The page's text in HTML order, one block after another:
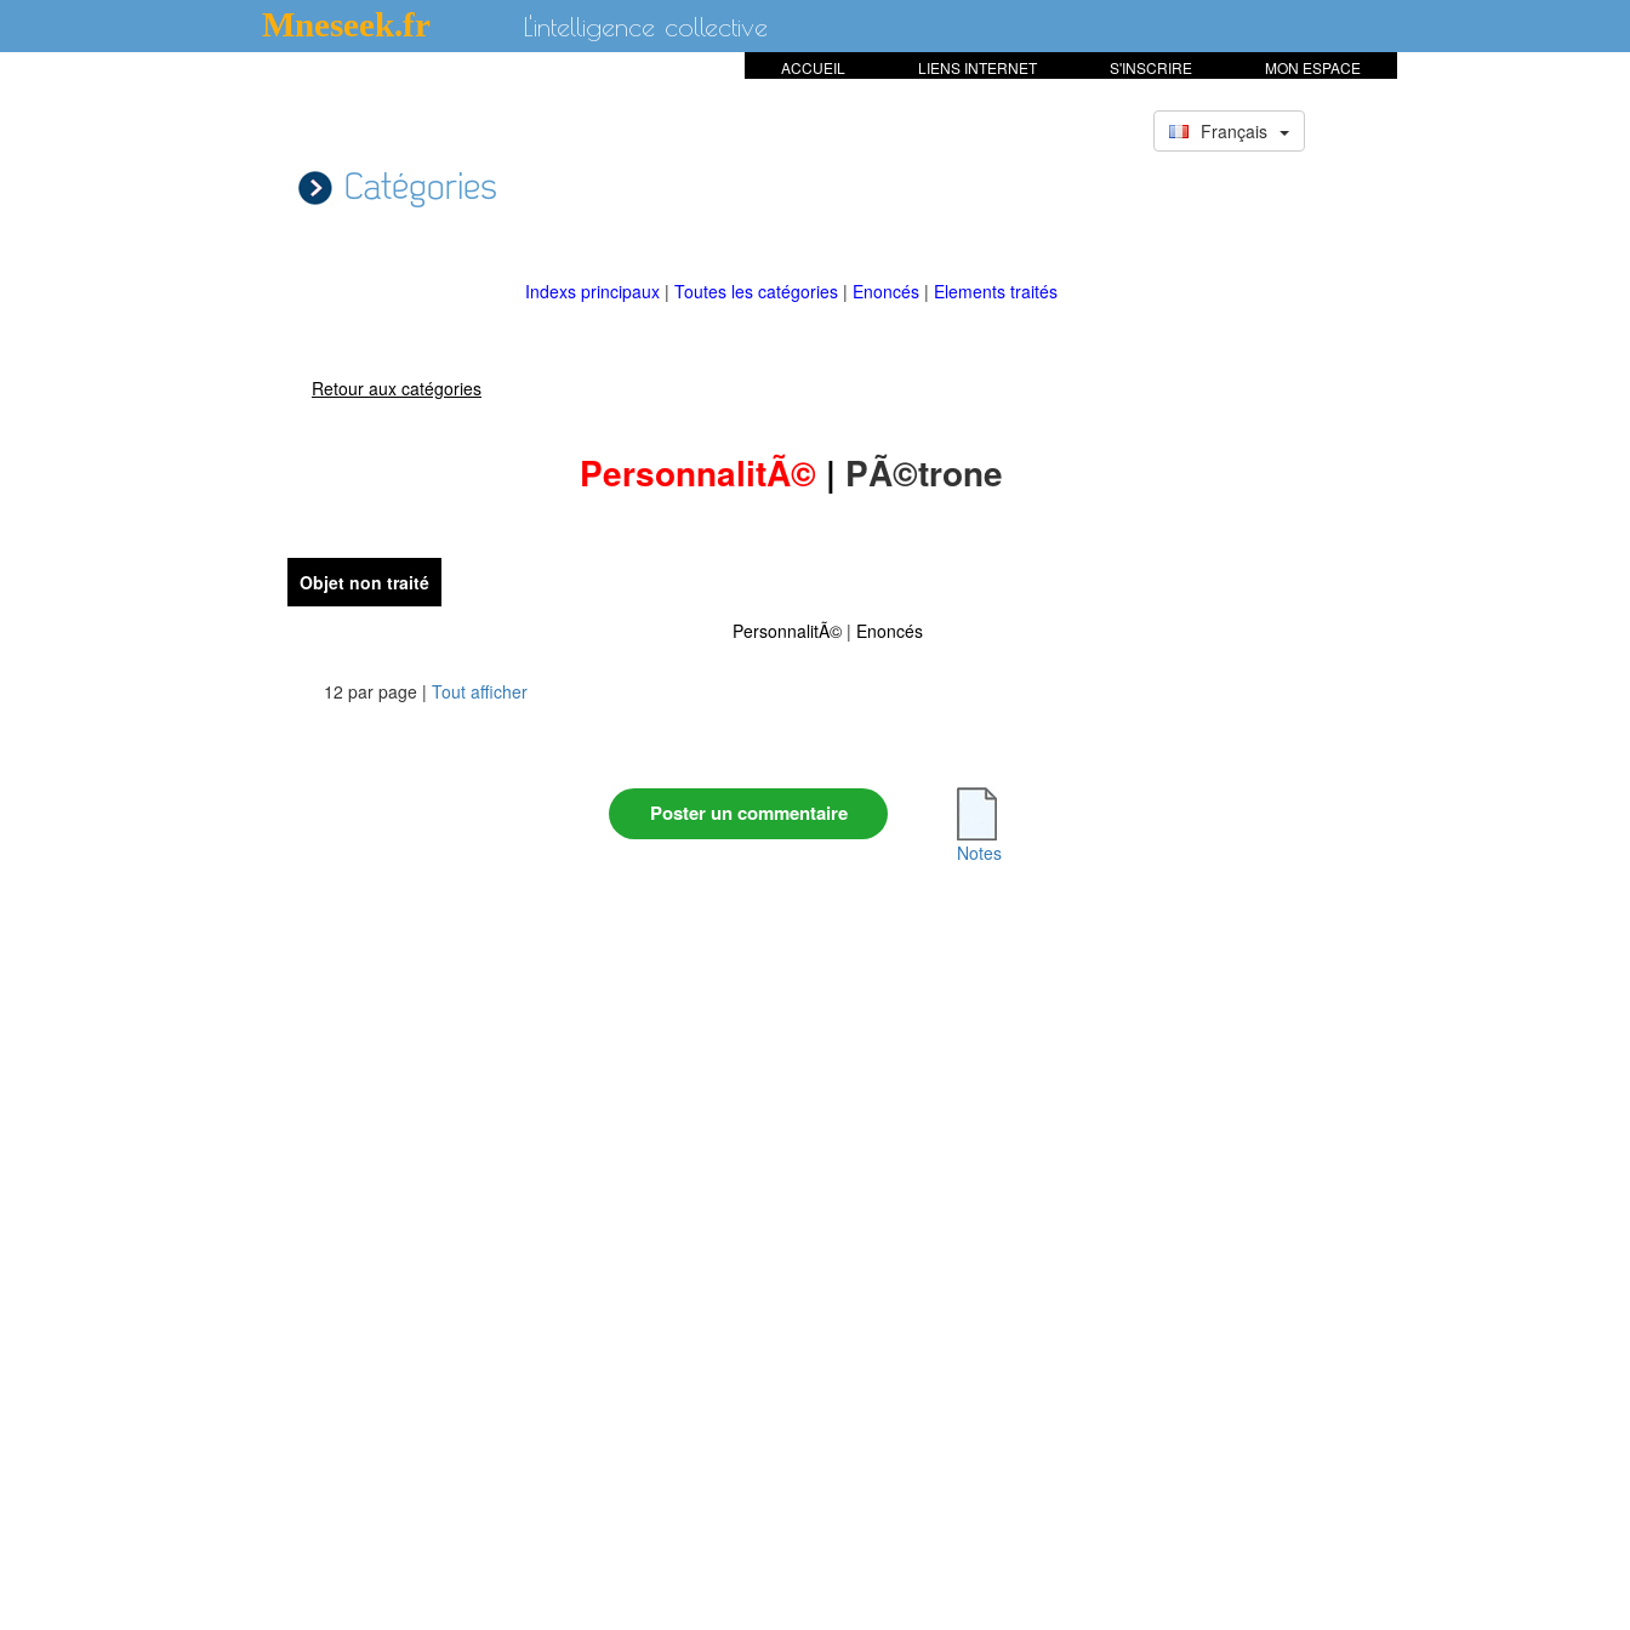
Mneseek.fr L'intelligence collective
MON ESPACE
S'INSCRIRE
LIENS INTERNET
ACCUEIL
Français
Catégories
Indexs principaux | Toutes les catégories | Enoncés | Elements traités
Retour aux catégories
PersonnalitÃ© | PÃ©trone
Objet non traité
PersonnalitÃ©| Enoncés
12 par page | Tout afficher
Poster un commentaire
Notes